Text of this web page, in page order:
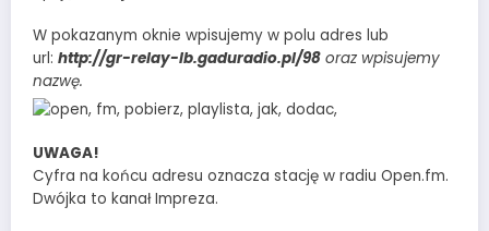
W pokazanym oknie wpisujemy w polu adres lub
url: http://gr-relay-lb.gaduradio.pl/98 oraz wpisujemy
nazwę.
UWAGA!
Cyfra na końcu adresu oznacza stację w radiu Open.fm.
Dwójka to kanał Impreza.